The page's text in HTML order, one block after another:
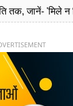
तक, जानें- 'मिले न